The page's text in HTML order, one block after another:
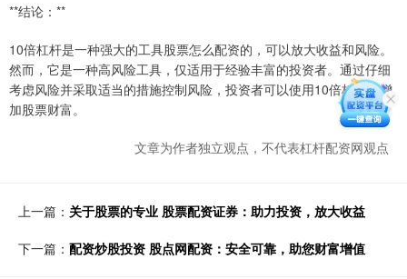
**结论：**
10倍杠杆是一种强大的工具股票怎么配资的，可以放大收益和风险。
然而，它是一种高风险工具，仅适用于经验丰富的投资者。通过仔细
考虑风险并采取适当的措施控制风险，投资者可以使用10倍杠杆来增
加股票财富。
文章为作者独立观点，不代表杠杆配资网观点
上一篇： 关于股票的专业 股票配资证券：助力投资，放大收益
下一篇： 配资炒股投资 股点网配资：安全可靠，助您财富增值